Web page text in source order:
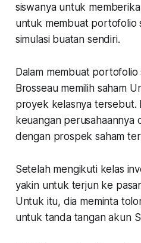
siswanya untuk
untuk membuat portofolio
simulasi buatan sendiri.
Dalam membuat portofolio
Brosseau memilih saham
proyek kelasnya tersebut.
keuangan perusahaannya
dengan prospek saham
Setelah mengikuti kelas
yakin untuk terjun ke
Untuk itu, dia meminta
untuk tanda tangan akun